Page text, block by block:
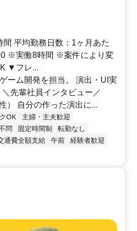
平均勤務日数：1ヶ月あた
※実働8時間 ※案件により変
▼フレ...
ーム開発を担当。 演出・UI実
先輩社員インタビュー／
） 自分の作った演出に...
OK
主婦・主夫歓迎
問 固定時間制
転勤なし
通費全額支給 午前
経験者歓迎